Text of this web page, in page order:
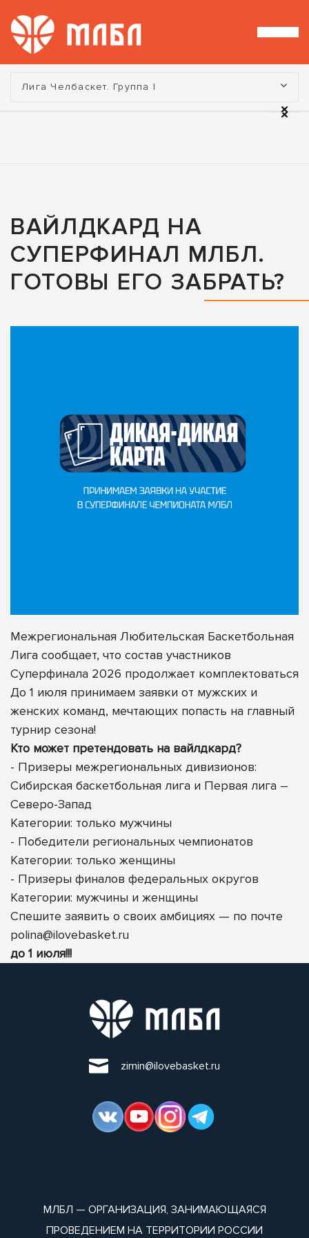
Турнир:
Лига Челбаскет. Группа I
ВАЙЛДКАРД НА
СУПЕРФИНАЛ МЛБЛ.
ГОТОВЫ ЕГО ЗАБРАТЬ?
Межрегиональная Любительская Баскетбольная
Лига сообщает, что состав участников
Суперфинала 2026 продолжает комплектоваться
До 1 июля принимаем заявки от мужских и
женских команд, мечтающих попасть на главный
турнир сезона!
Кто может претендовать на вайлдкард?
- Призеры межрегиональных дивизионов:
Сибирская баскетбольная лига и Первая лига –
Северо-Запад
Категории: только мужчины
- Победители региональных чемпионатов
Категории: только женщины
- Призеры финалов федеральных округов
Категории: мужчины и женщины
Спешите заявить о своих амбициях — по почте
polina@ilovebasket.ru
до 1 июля!!!
zimin@ilovebasket.ru
МЛБЛ — ОРГАНИЗАЦИЯ, ЗАНИМАЮЩАЯСЯ
ПРОВЕДЕНИЕМ НА ТЕРРИТОРИИ РОССИИ